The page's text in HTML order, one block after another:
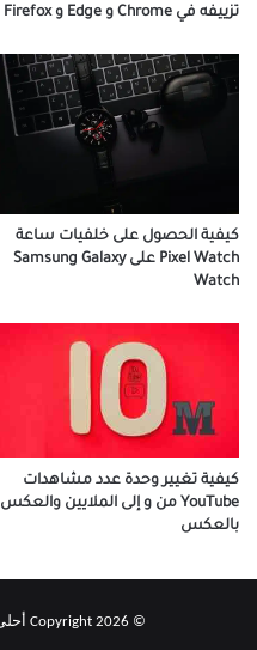
تزييفه في Chrome و Edge و Firefox
كيفية الحصول على خلفيات ساعة
Pixel Watch على Samsung Galaxy
Watch
كيفية تغيير وحدة عدد مشاهدات
YouTube من و إلى الملايين والعكس
بالعكس
© Copyright 2026 أحلى هاوم, All Rights Reserved